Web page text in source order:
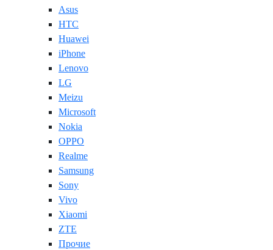
Asus
HTC
Huawei
iPhone
Lenovo
LG
Meizu
Microsoft
Nokia
OPPO
Realme
Samsung
Sony
Vivo
Xiaomi
ZTE
Прочие